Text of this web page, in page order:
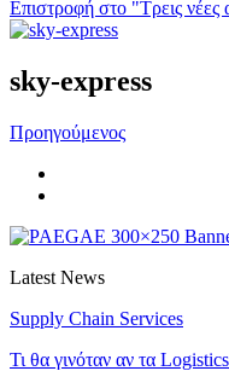
Επιστροφή στο "Τρεις νέες
sky-express
Προηγούμενος
Latest News
Supply Chain Services
Τι θα γινόταν αν τα